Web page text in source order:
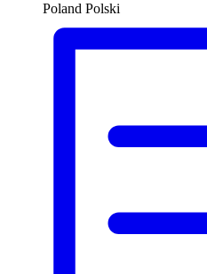
Poland Polski